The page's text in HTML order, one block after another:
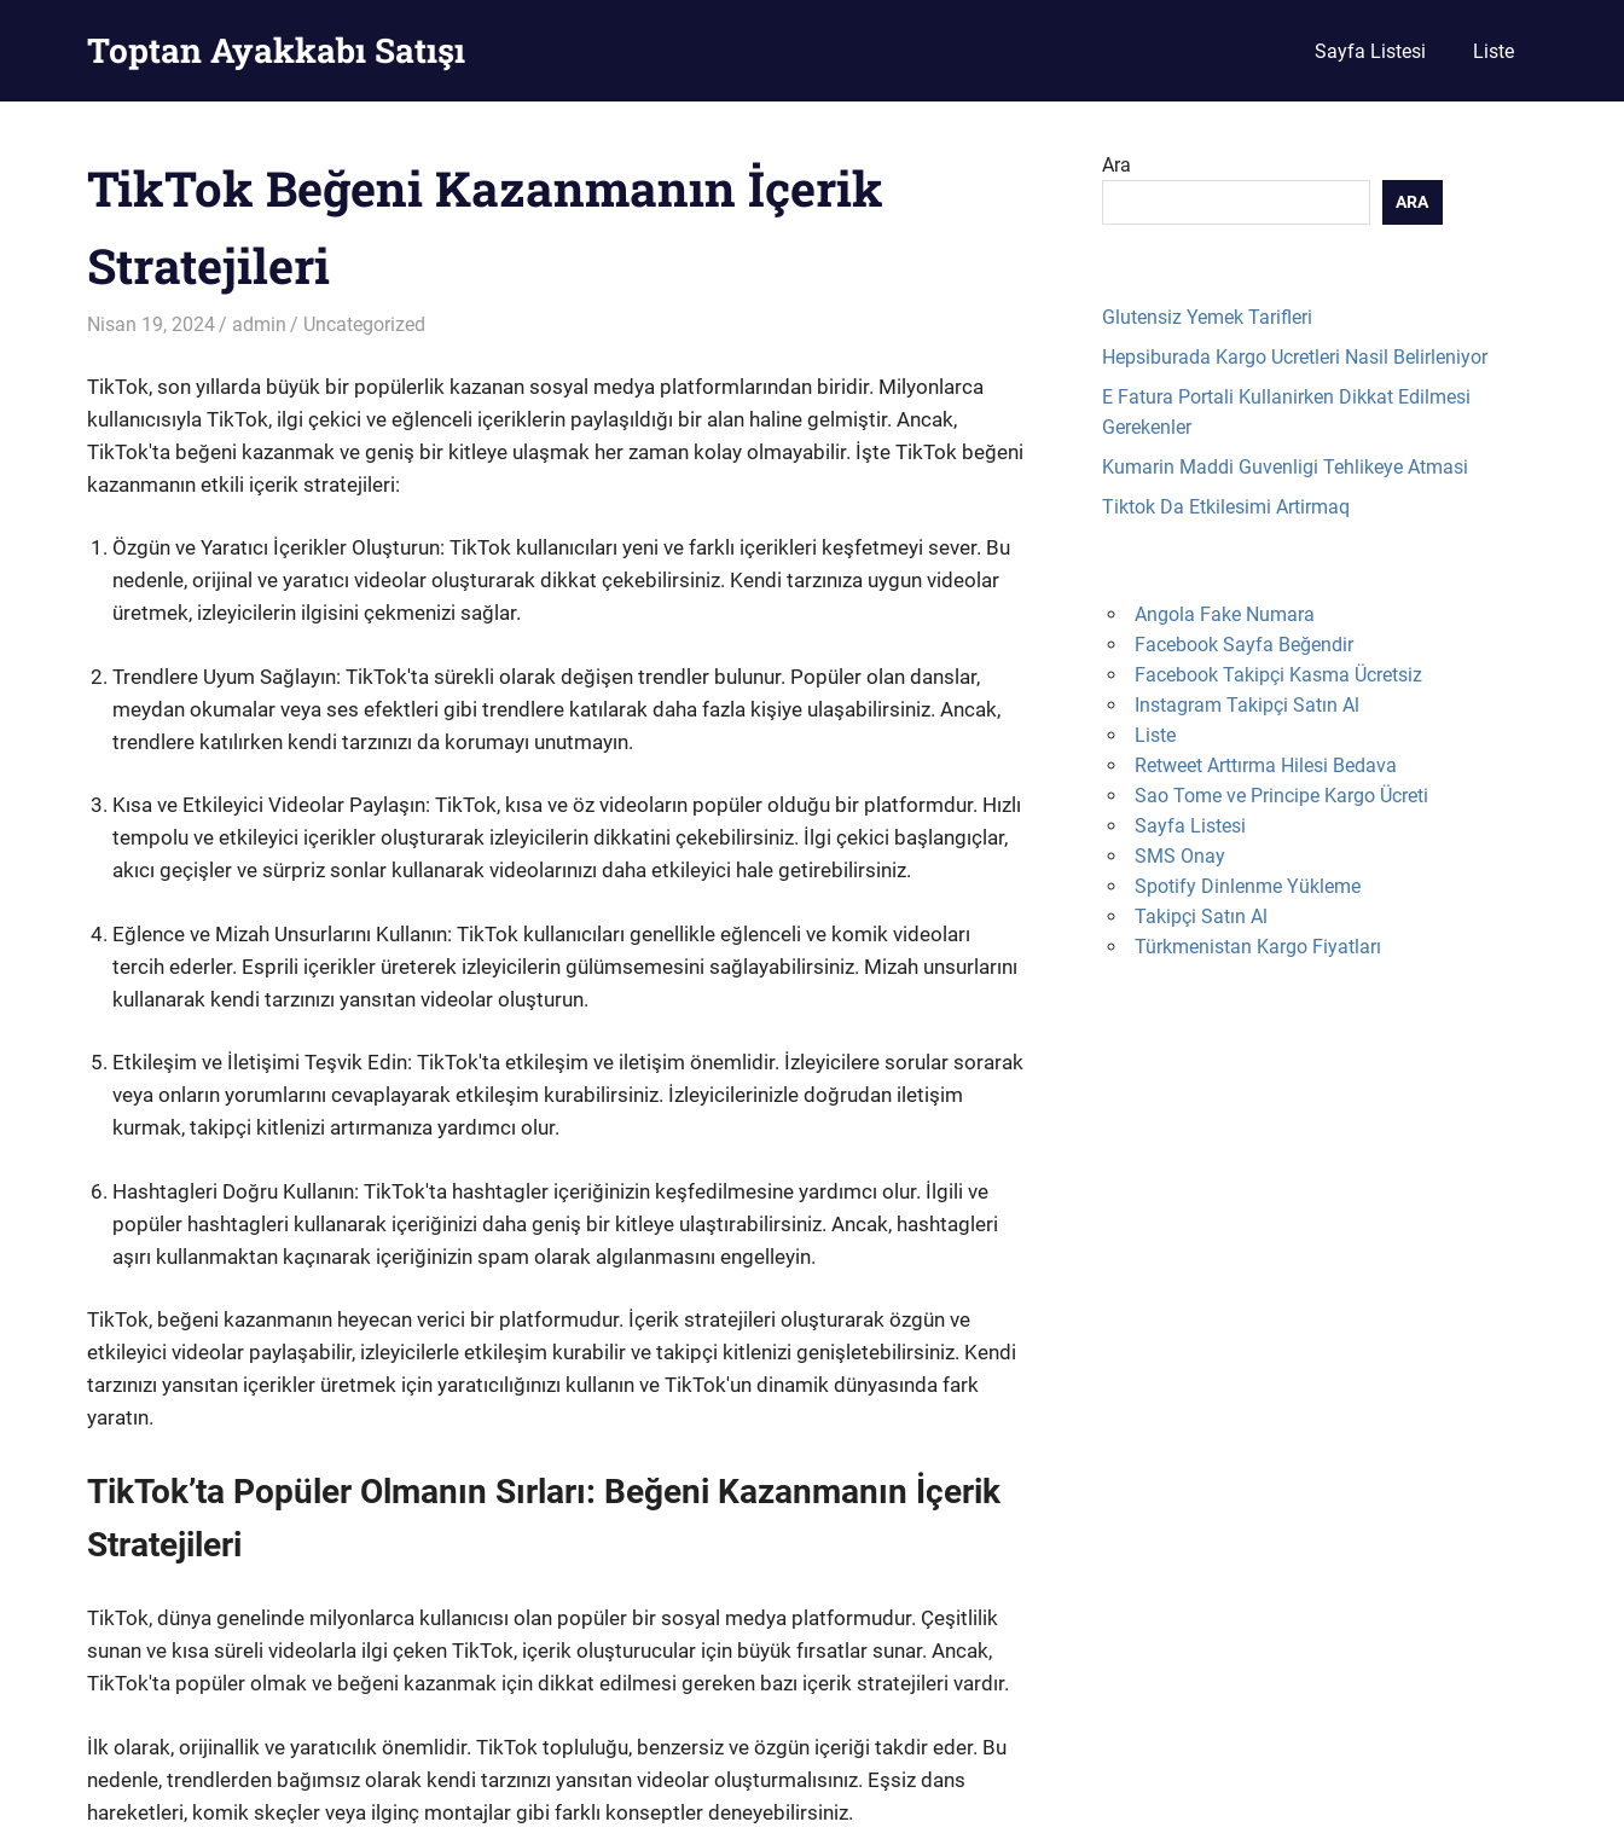
Toptan Ayakkabı Satışı Sayfa Listesi Liste
TikTok Beğeni Kazanmanın İçerik
Stratejileri
Nisan 19, 2024 admin Uncategorized
TikTok, son yıllarda büyük bir popülerlik kazanan sosyal medya platformlarından biridir. Milyonlarca
kullanıcısıyla TikTok, ilgi çekici ve eğlenceli içeriklerin paylaşıldığı bir alan haline gelmiştir. Ancak,
TikTok'ta beğeni kazanmak ve geniş bir kitleye ulaşmak her zaman kolay olmayabilir. İşte TikTok beğeni
kazanmanın etkili içerik stratejileri:
Özgün ve Yaratıcı İçerikler Oluşturun: TikTok kullanıcıları yeni ve farklı içerikleri keşfetmeyi sever. Bu
nedenle, orijinal ve yaratıcı videolar oluşturarak dikkat çekebilirsiniz. Kendi tarzınıza uygun videolar
üretmek, izleyicilerin ilgisini çekmenizi sağlar.
Trendlere Uyum Sağlayın: TikTok'ta sürekli olarak değişen trendler bulunur. Popüler olan danslar,
meydan okumalar veya ses efektleri gibi trendlere katılarak daha fazla kişiye ulaşabilirsiniz. Ancak,
trendlere katılırken kendi tarzınızı da korumayı unutmayın.
Kısa ve Etkileyici Videolar Paylaşın: TikTok, kısa ve öz videoların popüler olduğu bir platformdur. Hızlı
tempolu ve etkileyici içerikler oluşturarak izleyicilerin dikkatini çekebilirsiniz. İlgi çekici başlangıçlar,
akıcı geçişler ve sürpriz sonlar kullanarak videolarınızı daha etkileyici hale getirebilirsiniz.
Eğlence ve Mizah Unsurlarını Kullanın: TikTok kullanıcıları genellikle eğlenceli ve komik videoları
tercih ederler. Esprili içerikler üreterek izleyicilerin gülümsemesini sağlayabilirsiniz. Mizah unsurlarını
kullanarak kendi tarzınızı yansıtan videolar oluşturun.
Etkileşim ve İletişimi Teşvik Edin: TikTok'ta etkileşim ve iletişim önemlidir. İzleyicilere sorular sorarak
veya onların yorumlarını cevaplayarak etkileşim kurabilirsiniz. İzleyicilerinizle doğrudan iletişim
kurmak, takipçi kitlenizi artırmanıza yardımcı olur.
Hashtagleri Doğru Kullanın: TikTok'ta hashtagler içeriğinizin keşfedilmesine yardımcı olur. İlgili ve
popüler hashtagleri kullanarak içeriğinizi daha geniş bir kitleye ulaştırabilirsiniz. Ancak, hashtagleri
aşırı kullanmaktan kaçınarak içeriğinizin spam olarak algılanmasını engelleyin.
TikTok, beğeni kazanmanın heyecan verici bir platformudur. İçerik stratejileri oluşturarak özgün ve
etkileyici videolar paylaşabilir, izleyicilerle etkileşim kurabilir ve takipçi kitlenizi genişletebilirsiniz. Kendi
tarzınızı yansıtan içerikler üretmek için yaratıcılığınızı kullanın ve TikTok'un dinamik dünyasında fark
yaratın.
TikTok’ta Popüler Olmanın Sırları: Beğeni Kazanmanın İçerik
Stratejileri
TikTok, dünya genelinde milyonlarca kullanıcısı olan popüler bir sosyal medya platformudur. Çeşitlilik
sunan ve kısa süreli videolarla ilgi çeken TikTok, içerik oluşturucular için büyük fırsatlar sunar. Ancak,
TikTok'ta popüler olmak ve beğeni kazanmak için dikkat edilmesi gereken bazı içerik stratejileri vardır.
İlk olarak, orijinallik ve yaratıcılık önemlidir. TikTok topluluğu, benzersiz ve özgün içeriği takdir eder. Bu
nedenle, trendlerden bağımsız olarak kendi tarzınızı yansıtan videolar oluşturmalısınız. Eşsiz dans
hareketleri, komik skeçler veya ilginç montajlar gibi farklı konseptler deneyebilirsiniz.
Ara
ARA
Glutensiz Yemek Tarifleri
Hepsiburada Kargo Ucretleri Nasil Belirleniyor
E Fatura Portali Kullanirken Dikkat Edilmesi
Gerekenler
Kumarin Maddi Guvenligi Tehlikeye Atmasi
Tiktok Da Etkilesimi Artirmaq
Angola Fake Numara
Facebook Sayfa Beğendir
Facebook Takipçi Kasma Ücretsiz
Instagram Takipçi Satın Al
Liste
Retweet Arttırma Hilesi Bedava
Sao Tome ve Principe Kargo Ücreti
Sayfa Listesi
SMS Onay
Spotify Dinlenme Yükleme
Takipçi Satın Al
Türkmenistan Kargo Fiyatları